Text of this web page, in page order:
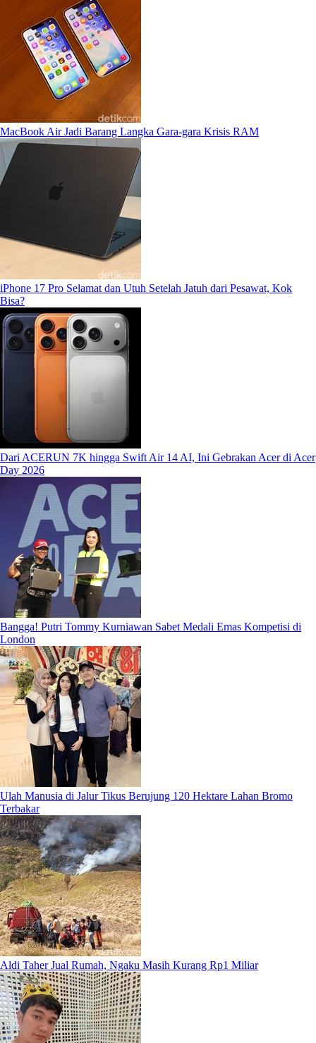
MacBook Air Jadi Barang Langka Gara-gara Krisis RAM
iPhone 17 Pro Selamat dan Utuh Setelah Jatuh dari Pesawat, Kok
Bisa?
Dari ACERUN 7K hingga Swift Air 14 AI, Ini Gebrakan Acer di Acer
Day 2026
Bangga! Putri Tommy Kurniawan Sabet Medali Emas Kompetisi di
London
Ulah Manusia di Jalur Tikus Berujung 120 Hektare Lahan Bromo
Terbakar
Aldi Taher Jual Rumah, Ngaku Masih Kurang Rp1 Miliar